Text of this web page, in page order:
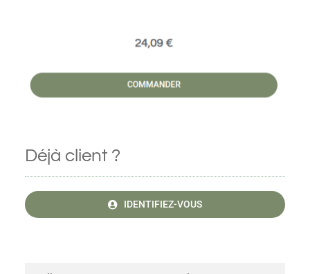
Déjà client ?
IDENTIFIEZ-VOUS